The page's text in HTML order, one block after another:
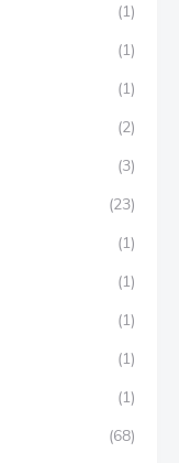
(1)
(1)
(1)
(2)
(3)
(23)
(1)
(1)
(1)
(1)
(1)
(68)